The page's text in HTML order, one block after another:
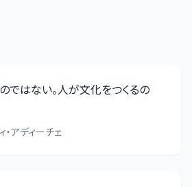
ではない。人が文化をつくるの
・アディーチェ